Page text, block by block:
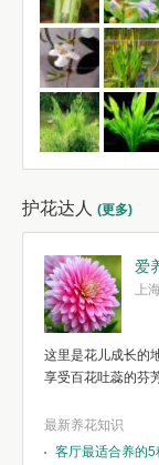
护花达人 (更多)
爱
上
这里是花儿成长的
享受百花吐蕊的芬
最新养花知识
客厅最适合养的